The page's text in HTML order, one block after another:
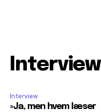
Interview
Interview
»Ja, men hvem læser